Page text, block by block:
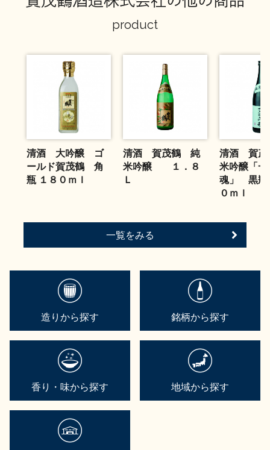
お問い合わせ
product
清酒 大吟醸 ゴ
ールド賀茂鶴 角
瓶 １８０ｍｌ
清酒 賀茂鶴 純
米吟醸 １．８
Ｌ
清酒 賀
米吟醸「一
魂」 黒
０ｍｌ
一覧をみる
造りから探す 銘柄から探す
香り・味から探す 地域から探す